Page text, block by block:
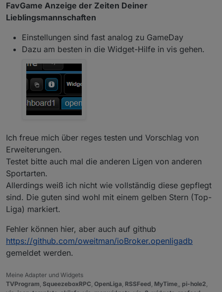
FavGame Anzeige der Zeiten Deiner
Lieblingsmannschaften
Einstellungen sind fast analog zu GameDay
Dazu am besten in die Widget-Hilfe in vis gehen.
Ich freue mich über reges testen und Vorschlag von
Erweiterungen.
Testet bitte auch mal die anderen Ligen von anderen
Sportarten.
Allerdings weiß ich nicht wie vollständig diese gepflegt
sind. Die guten sind wohl mit einem gelben Stern (Top-
Liga) markiert.
Fehler können hier, aber auch auf github
https://github.com/oweitman/ioBroker.openligadb
gemeldet werden.
Meine Adapter und Widgets
TVProgram, SqueezeboxRPC, OpenLiga, RSSFeed, MyTime,, pi-hole2,